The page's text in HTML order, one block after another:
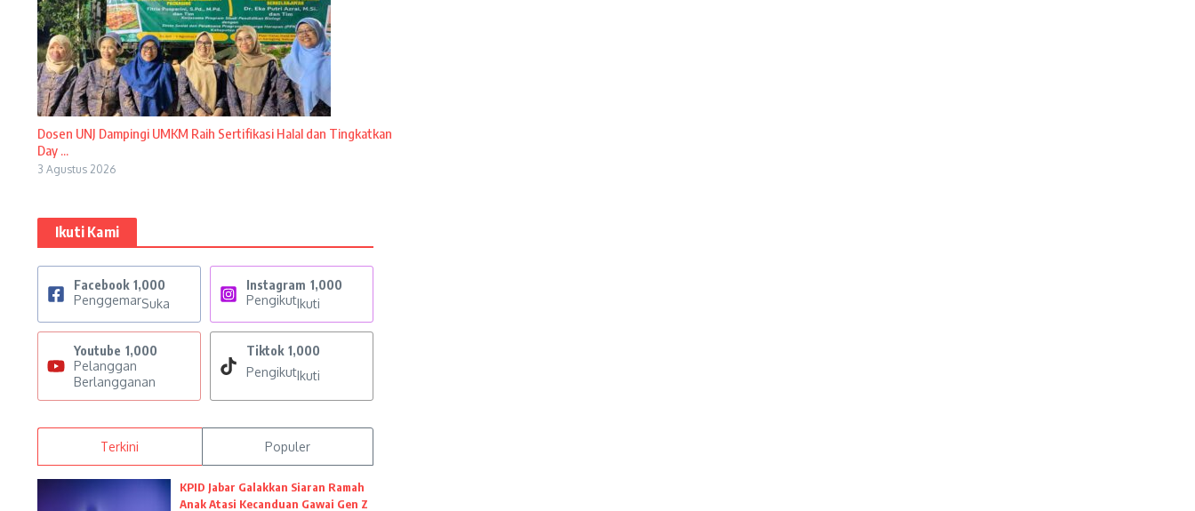
Dosen UNJ Dampingi UMKM Raih Sertifikasi Halal dan Tingkatkan
Day ...
3 Agustus 2026
Ikuti Kami
Facebook 1,000
PenggemarSuka
Instagram 1,000
PengikutIkuti
Youtube 1,000
Pelanggan
Berlangganan
Tiktok 1,000
PengikutIkuti
Terkini Populer
KPID Jabar Galakkan Siaran Ramah
Anak Atasi Kecanduan Gawai Gen Z